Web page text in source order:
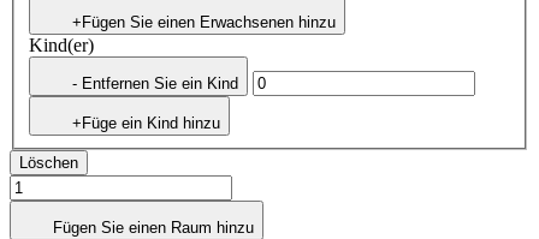
+Fügen Sie einen Erwachsenen hinzu
Kind(er)
- Entfernen Sie ein Kind
+Füge ein Kind hinzu
Löschen
Fügen Sie einen Raum hinzu